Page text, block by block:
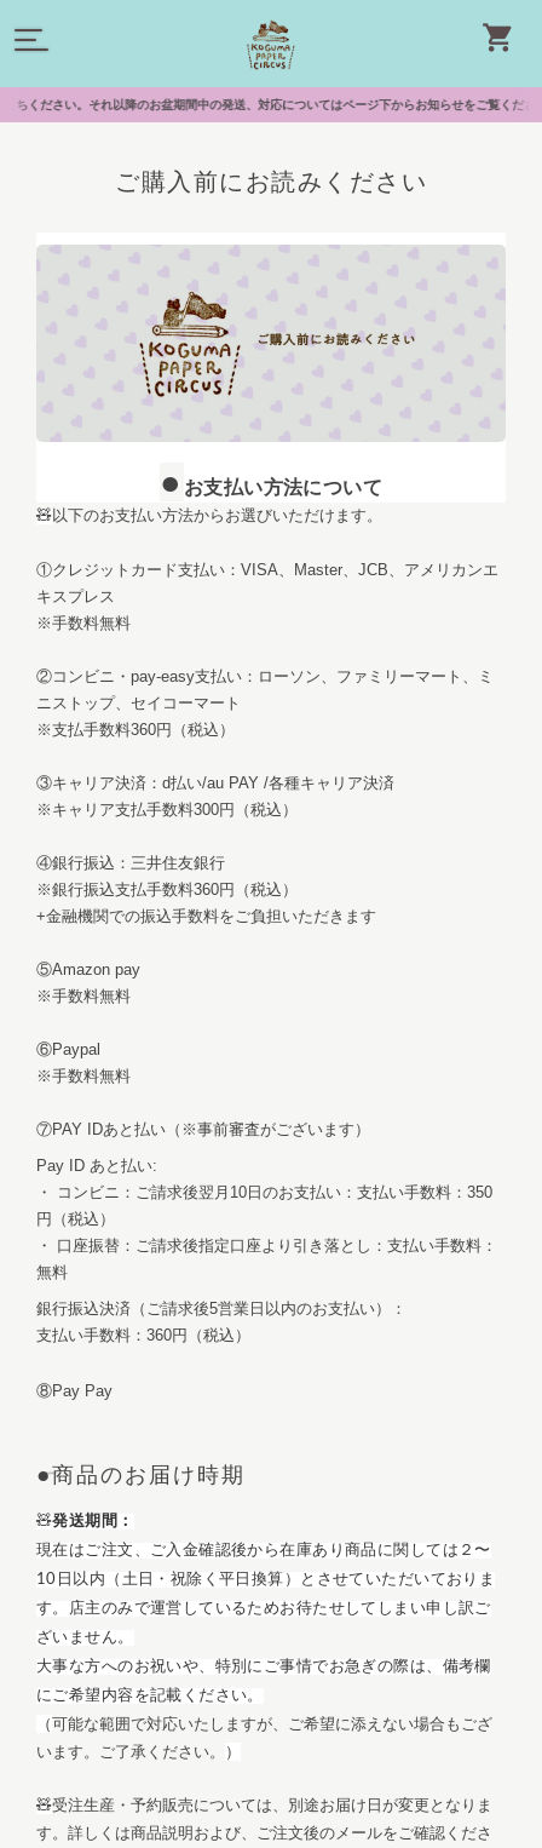
。それ以降のお盆期間中の発送、対応についてはページ下からお知らせをご覧くださ
ご購入前にお読みください
● お支払い方法について
🧸以下のお支払い方法からお選びいただけます。
①クレジットカード支払い：VISA、Master、JCB、アメリカンエ
キスプレス
※手数料無料
②コンビニ・pay-easy支払い：ローソン、ファミリーマート、ミ
ニストップ、セイコーマート
※支払手数料360円（税込）
③キャリア決済：d払い/au PAY /各種キャリア決済
※キャリア支払手数料300円（税込）
④銀行振込：三井住友銀行
※銀行振込支払手数料360円（税込）
+金融機関での振込手数料をご負担いただきます
⑤Amazon pay
※手数料無料
⑥Paypal
※手数料無料
⑦PAY IDあと払い（※事前審査がございます）
Pay ID あと払い:
・ コンビニ：ご請求後翌月10日のお支払い：支払い手数料：350
円（税込）
・ 口座振替：ご請求後指定口座より引き落とし：支払い手数料：
無料
銀行振込決済（ご請求後5営業日以内のお支払い）：
支払い手数料：360円（税込）
⑧Pay Pay
●商品のお届け時期
🧸発送期間：
現在はご注文、ご入金確認後から在庫あり商品に関しては２〜
10日以内（土日・祝除く平日換算）とさせていただいておりま
す。 店主のみで運営しているためお待たせしてしまい申し訳ご
ざいません。
大事な方へのお祝いや、特別にご事情でお急ぎの際は、備考欄
にご希望内容を記載ください。
（可能な範囲で対応いたしますが、ご希望に添えない場合もござ
います。ご了承ください。
）
🧸受注生産・予約販売については、別途お届け日が変更となりま
す。詳しくは商品説明および、ご注文後のメールをご確認くださ